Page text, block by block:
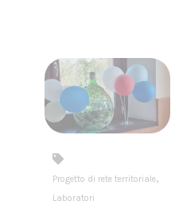
Progetto di rete territoriale,
Laboratori